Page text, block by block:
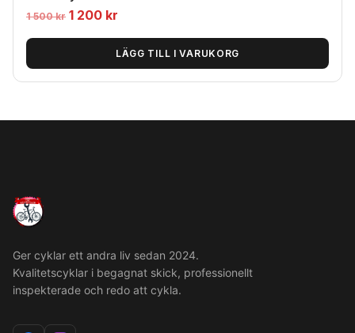
1 500kr Det
ursprungliga
var:
1 200 kr
nuvarande
priset
är:
LÄGG TILL I VARUKORG
Ger cyklar ett andra liv sedan 2024.
Kvalitetscyklar i begagnat skick, professionellt
inspekterade och redo att cykla.